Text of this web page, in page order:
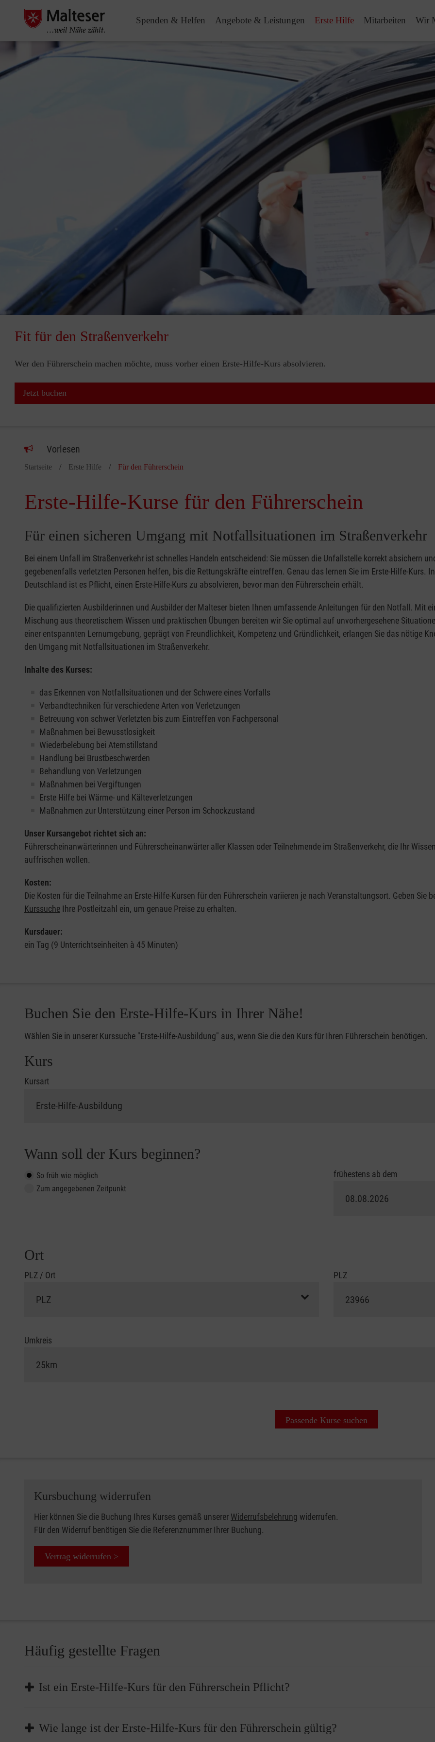
Spenden & Helfen Angebote & Leistungen Erste Hilfe Mitarbeiten Wir
Fit für den Straßenverkehr
Wer den Führerschein machen möchte, muss vorher einen Erste-Hilfe-Kurs absolvieren.
Jetzt buchen
Vorlesen
Startseite Erste Hilfe Für den Führerschein
Erste-Hilfe-Kurse für den Führerschein
Für einen sicheren Umgang mit Notfallsituationen im Straßenverkehr
Bei einem Unfall im Straßenverkehr ist schnelles Handeln entscheidend: Sie müssen die Unfallstelle korrekt absichern
gegebenenfalls verletzten Personen helfen, bis die Rettungskräfte eintreffen. Genau das lernen Sie im Erste-Hilfe-Kurs. In
Deutschland ist es Pflicht, einen Erste-Hilfe-Kurs zu absolvieren, bevor man den Führerschein erhält.
Die qualifizierten Ausbilderinnen und Ausbilder der Malteser bieten Ihnen umfassende Anleitungen für den Notfall. Mit
Mischung aus theoretischem Wissen und praktischen Übungen bereiten wir Sie optimal auf unvorhergesehene
einer entspannten Lernumgebung, geprägt von Freundlichkeit, Kompetenz und Gründlichkeit, erlangen Sie das nötige
den Umgang mit Notfallsituationen im Straßenverkehr.
Inhalte des Kurses:
das Erkennen von Notfallsituationen und der Schwere eines Vorfalls
Verbandtechniken für verschiedene Arten von Verletzungen
Betreuung von schwer Verletzten bis zum Eintreffen von Fachpersonal
Maßnahmen bei Bewusstlosigkeit
Wiederbelebung bei Atemstillstand
Handlung bei Brustbeschwerden
Behandlung von Verletzungen
Maßnahmen bei Vergiftungen
Erste Hilfe bei Wärme- und Kälteverletzungen
Maßnahmen zur Unterstützung einer Person im Schockzustand
Unser Kursangebot richtet sich an:
Führerscheinanwärterinnen und Führerscheinanwärter aller Klassen oder Teilnehmende im Straßenverkehr, die Ihr
auffrischen wollen.
Kosten:
Die Kosten für die Teilnahme an Erste-Hilfe-Kursen für den Führerschein variieren je nach Veranstaltungsort. Geben Sie
Kurssuche Ihre Postleitzahl ein, um genaue Preise zu erhalten.
Kursdauer:
ein Tag (9 Unterrichtseinheiten à 45 Minuten)
Buchen Sie den Erste-Hilfe-Kurs in Ihrer Nähe!
Wählen Sie in unserer Kurssuche "Erste-Hilfe-Ausbildung" aus, wenn Sie die den Kurs für Ihren Führerschein benötigen.
Kurs
Kursart
Wann soll der Kurs beginnen?
So früh wie möglich
Zum angegebenen Zeitpunkt
frühestens ab dem
Ort
PLZ / Ort PLZ
Umkreis
Passende Kurse suchen
Kursbuchung widerrufen
Hier können Sie die Buchung Ihres Kurses gemäß unserer Widerrufsbelehrung widerrufen.
Für den Widerruf benötigen Sie die Referenznummer Ihrer Buchung.
Vertrag widerrufen >
Häufig gestellte Fragen
Ist ein Erste-Hilfe-Kurs für den Führerschein Pflicht?
Die Teilnahme an einem Erste-Hilfe-Kurs ist Pflicht, bevor Sie Ihren Führerschein erhalten können. Vor der
müssen Sie bei der Führerscheinstelle nachweisen, dass Sie einen Erste-Hilfe-Kurs erfolgreich abgeschlossen haben.
Wie lange ist der Erste-Hilfe-Kurs für den Führerschein gültig?